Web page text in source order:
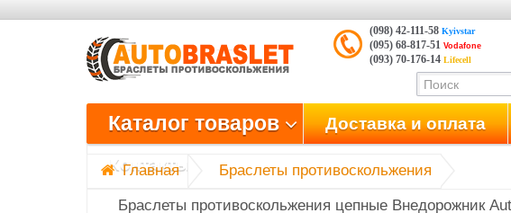
(098) 42-111-58 Kyivstar
(095) 68-817-51 Vodafone
(093) 70-176-14 Lifecell
Каталог товаров Доставка и оплата
Контакты
Браслеты противоскольжения цепные Внедорожник AutoBraslet R14-R20 усиленные (4 шт.)